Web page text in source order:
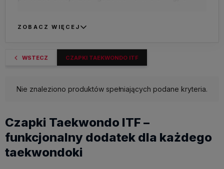
plenerze, obozów czy wyjazdów na zawody, a
sportowy, luźny strój.
napisem „Taekwon-Do”. Uniwersalny kolor
ją zarówno na trening, jak i do szkoły, pracy
czy na spacer.
Czapki ITF sprawdzą się u dzieci, młodzieży i
ZOBACZ WIĘCEJ
WSTECZ CZAPKI TAEKWONDO ITF
Nie znaleziono produktów spełniających podane kryteria.
Czapki Taekwondo ITF –
funkcjonalny dodatek dla każdego
taekwondoki